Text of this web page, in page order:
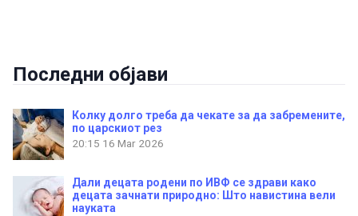
Последни објави
Колку долго треба да чекате за да забремените,
по царскиот рез
20:15 16 Mar 2026
Дали децата родени по ИВФ се здрави како
децата зачнати природно: Што навистина вели
науката